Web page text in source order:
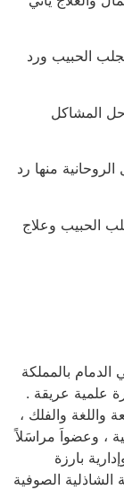
الحبيب ورد
المشاكل
منها رد
الحبيب وعلاج
بالمملكة
واللغة والفلك ،
، وعضواَ مراسَلاً
بارزة
الشاذلية الصوفية